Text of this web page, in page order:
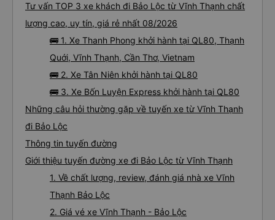
Tư vấn TOP 3 xe khách đi Bảo Lộc từ Vĩnh Thạnh chất
lượng cao, uy tín, giá rẻ nhất 08/2026
🚌 1. Xe Thanh Phong khởi hành tại QL80, Thạnh
Quới, Vĩnh Thạnh, Cần Thơ, Vietnam
🚌 2. Xe Tân Niên khởi hành tại QL80
🚌 3. Xe Bốn Luyện Express khởi hành tại QL80
Những câu hỏi thường gặp về tuyến xe từ Vĩnh Thạnh
đi Bảo Lộc
Thông tin tuyến đường
Giới thiệu tuyến đường xe đi Bảo Lộc từ Vĩnh Thạnh
1. Về chất lượng, review, đánh giá nhà xe Vĩnh
Thạnh Bảo Lộc
2. Giá vé xe Vĩnh Thạnh - Bảo Lộc